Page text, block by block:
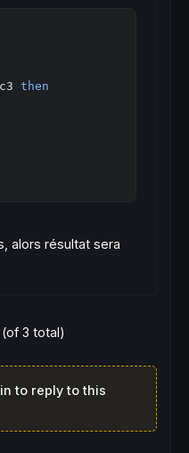
then
alors résultat sera
3 total)
to reply to this